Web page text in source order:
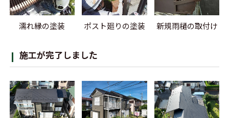
濡れ縁の塗装 ポスト廻りの塗装 新規雨樋の取付け
施工が完了しました